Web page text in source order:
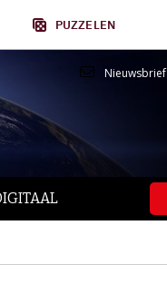
PUZZELEN
Nieuwsbrief